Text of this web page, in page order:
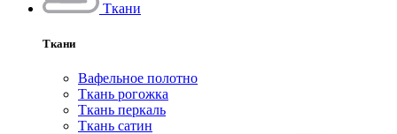
Ткани
Ткани
Вафельное полотно
Ткань рогожка
Ткань перкаль
Ткань сатин